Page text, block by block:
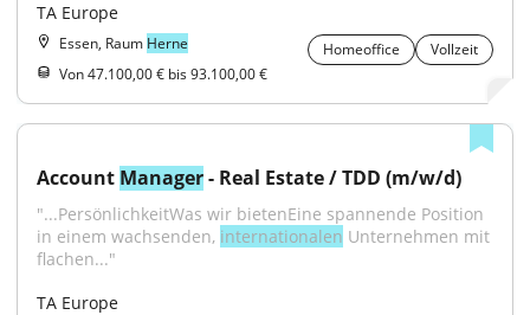
TA Europe
Essen, Raum Herne Homeoffice
Vollzeit
Von 47.100,00 € bis 93.100,00 €
Account Manager - Real Estate / TDD (m/w/d)
"...PersönlichkeitWas wir bietenEine spannende Position
in einem wachsenden, internationalen Unternehmen mit
flachen..."
TA Europe